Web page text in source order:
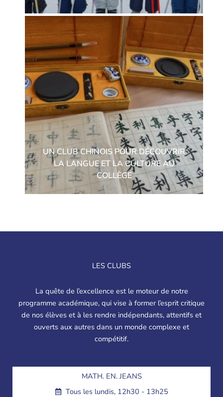
UN CLUB CHINOIS POUR DÉCOUVRIR
LA LANGUE ET LA CULTURE AU
COLLÈGE
LES CLUBS
La quête de l’excellence est le moteur de notre
programme académique, qui vise à former l’esprit critique
de nos élèves et à les rendre indépendants, attentifs et
ouverts aux autres dans un monde complexe et
compétitif.
MATH. EN. JEANS
Tous les lundis, 12h30 - 13h25